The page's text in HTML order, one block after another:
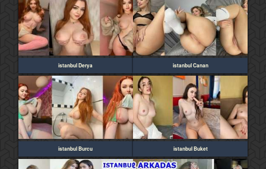
istanbul Derya istanbul Canan
istanbul Burcu istanbul Buket